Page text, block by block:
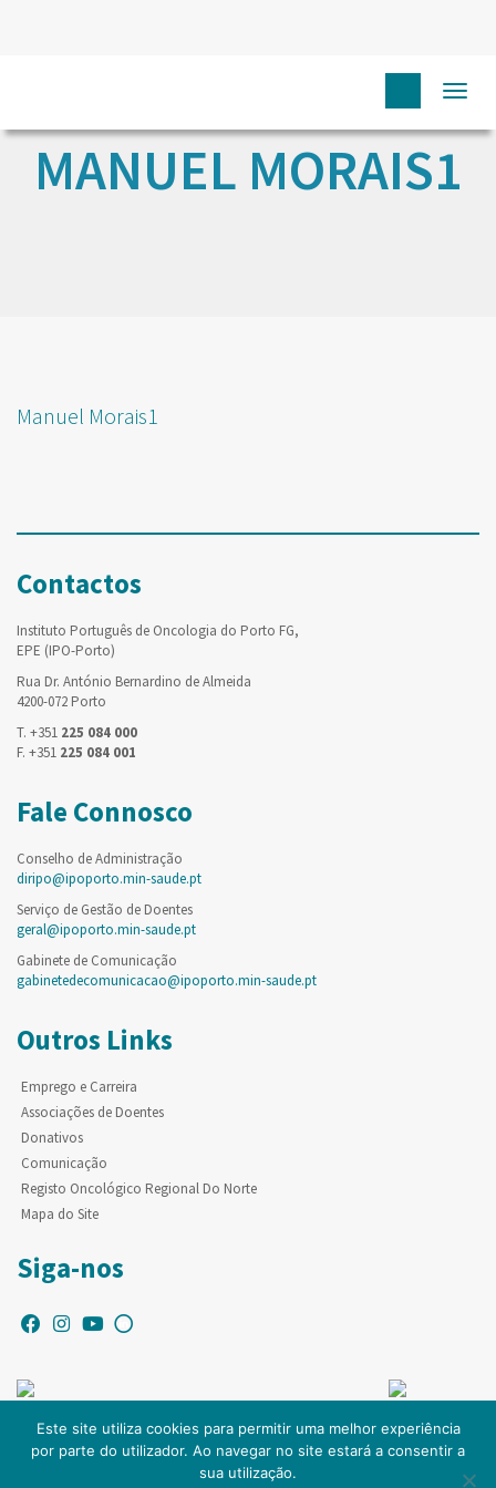
MANUEL MORAIS1
Manuel Morais1
Contactos
Instituto Português de Oncologia do Porto FG,
EPE (IPO-Porto)
Rua Dr. António Bernardino de Almeida
4200-072 Porto
T. +351 225 084 000
F. +351 225 084 001
Fale Connosco
Conselho de Administração
diripo@ipoporto.min-saude.pt
Serviço de Gestão de Doentes
geral@ipoporto.min-saude.pt
Gabinete de Comunicação
gabinetedecomunicacao@ipoporto.min-saude.pt
Outros Links
Emprego e Carreira
Associações de Doentes
Donativos
Comunicação
Registo Oncológico Regional Do Norte
Mapa do Site
Siga-nos
© Copyright IPO-PORTO. Todos os direitos reservados.
Este site utiliza cookies para permitir uma melhor experiência
por parte do utilizador. Ao navegar no site estará a consentir a
sua utilização.